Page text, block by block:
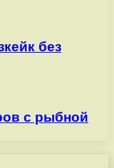
без
с рыбной